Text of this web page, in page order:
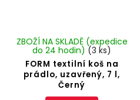
FORM textilní koš na
prádlo, uzavřený, 7 l,
Černý
ZBOŽÍ NA SKLADĚ (expedice
do 24 hodin) (3 ks)